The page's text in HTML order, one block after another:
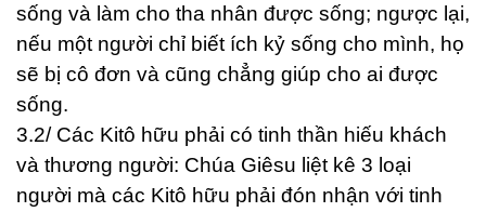
sống và làm cho tha nhân được sống; ngược lại,
nếu một người chỉ biết ích kỷ sống cho mình, họ
sẽ bị cô đơn và cũng chẳng giúp cho ai được
sống.
3.2/ Các Kitô hữu phải có tinh thần hiếu khách
và thương người: Chúa Giêsu liệt kê 3 loại
người mà các Kitô hữu phải đón nhận với tinh